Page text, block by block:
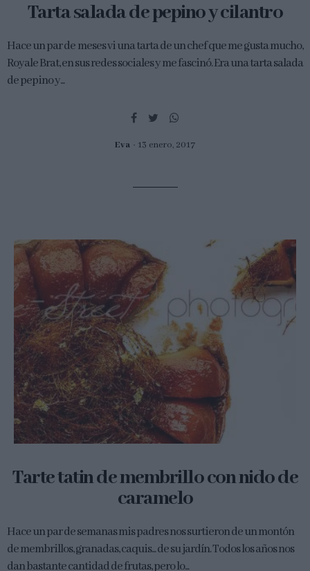
Tarta salada de pepino y cilantro
Hace un par de meses vi una tarta de un chef que me gusta mucho,
Royale Brat, en sus redes sociales y me fascinó. Era una tarta salada
de pepino y...
Eva 13 enero, 2017
Tarte tatin de membrillo con nido de
caramelo
Hace un par de semanas mis padres nos surtieron de un montón
de membrillos, granadas, caquis... de su jardín. Todos los años nos
dan bastante cantidad de frutas, pero lo...